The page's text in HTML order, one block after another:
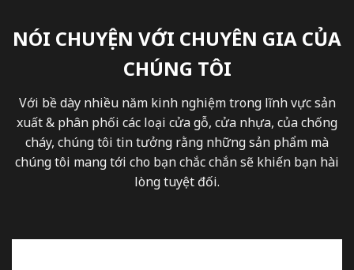
NÓI CHUYỆN VỚI CHUYÊN GIA CỦA
CHÚNG TÔI
Với bề dày nhiều năm kinh nghiệm trong lĩnh vực sản
xuất & phân phối các loại cửa gỗ, cửa nhựa, của chống
cháy, chúng tôi tin tưởng rằng những sản phẩm mà
chúng tôi mang tới cho bạn chắc chắn sẽ khiến bạn hài
lòng tuyệt đối.